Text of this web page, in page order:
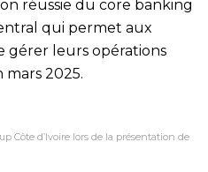
réussie du core banking
qui permet aux
gérer leurs opérations
2025.
Côte d’Ivoire lors de la présentation de